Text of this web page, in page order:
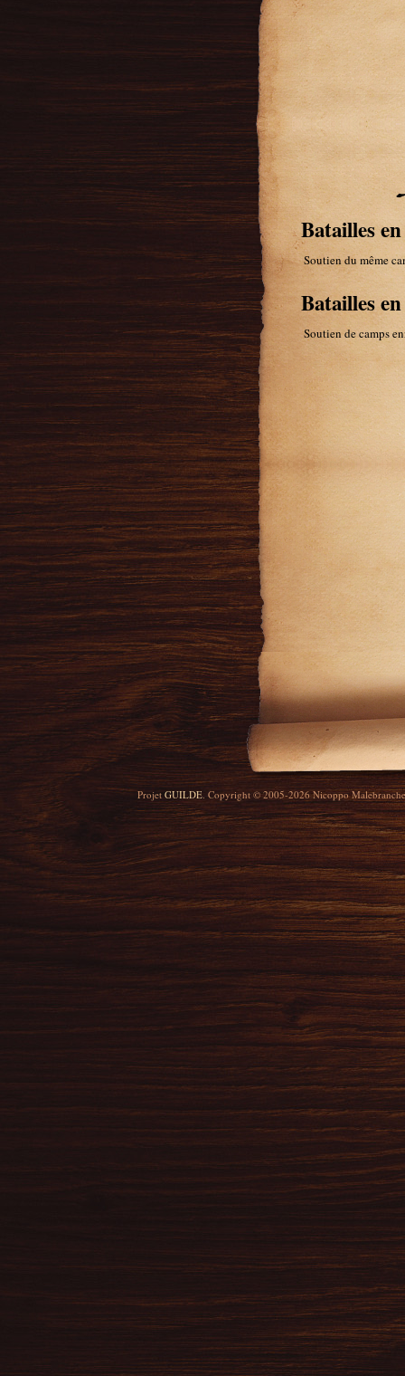
Batailles
Soutien du même
Batailles
Soutien de camps
Projet GUILDE. Copyright © 2005-2026 Nicoppo Malebranche